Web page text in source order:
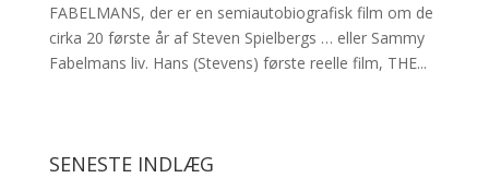
FABELMANS, der er en semiautobiografisk film om de
cirka 20 første år af Steven Spielbergs … eller Sammy
Fabelmans liv. Hans (Stevens) første reelle film, THE...
SENESTE INDLÆG